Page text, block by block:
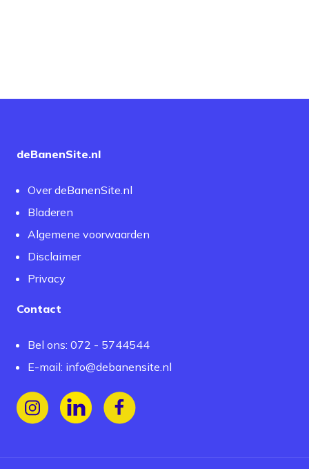
deBanenSite.nl
Over deBanenSite.nl
Bladeren
Algemene voorwaarden
Disclaimer
Privacy
Contact
Bel ons: 072 - 5744544
E-mail: info@debanensite.nl